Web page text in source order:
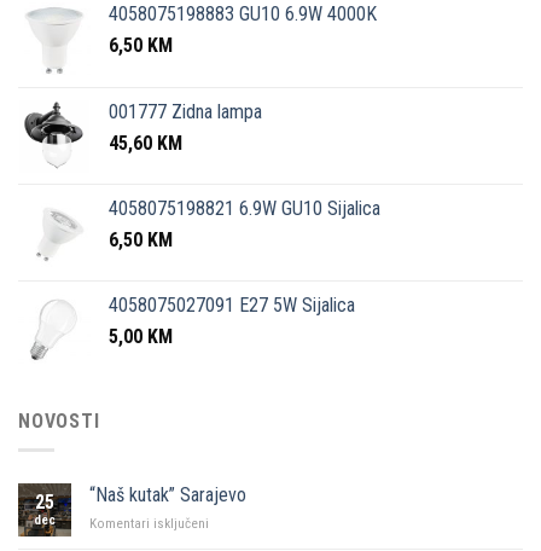
4058075198883 GU10 6.9W 4000K
6,50 KM
001777 Zidna lampa
45,60 KM
4058075198821 6.9W GU10 Sijalica
6,50 KM
4058075027091 E27 5W Sijalica
5,00 KM
NOVOSTI
25
dec
“Naš kutak” Sarajevo
Komentari isključeni